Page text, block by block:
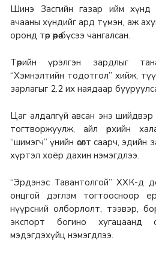
Шинэ Засгийн газар ийм хүнд
ачааны хүндийг ард түмэн, аж
оронд төр өөрөө бүсээ чангалсан.
Төрийн үрэлгэн зардлыг
“Хэмнэлтийн тодотгол” хийж,
зарлагыг 2.2 их наядаар
Цаг алдалгүй авсан энэ шийдвэр
тогтворжуулж, айл өрхийн
“шимэгч” үнийн өсөлт саарч, эдийн
хүртэл хоёр дахин нэмэгдлээ.
“Эрдэнэс Тавантолгой” ХХК-д
онцгой дэглэм тогтоосноор
нүүрсний олборлолт, тээвэр,
экспорт богино хугацаанд
мэдэгдэхүйц нэмэгдлээ.